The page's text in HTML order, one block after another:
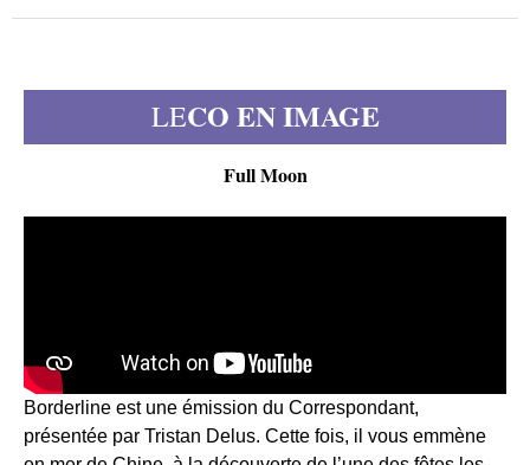
LECO EN IMAGE
Full Moon
Borderline est une émission du Correspondant,
présentée par Tristan Delus. Cette fois, il vous emmène